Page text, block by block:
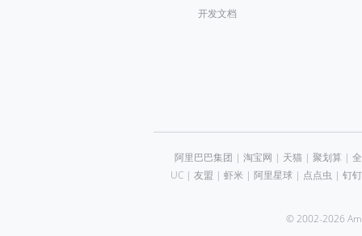
开发文档
阿里巴巴集团 | 淘宝网 | 天猫| 聚划算 |
UC| 友盟 | 虾米 | 阿里星球| 点点虫 | 钉钉
© 2002-2026